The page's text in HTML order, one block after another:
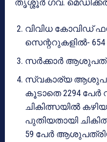
തൃശ്ശൂർ ഗവ.
വിവിധ കോവിഡ്
സെന്ററുകളിൽ- 654
സർക്കാർ
സ്വകാര്യ
കൂടാതെ 2294 പേർ
ചികിത്സയിൽ
പുതിയതായി
59 പേർ